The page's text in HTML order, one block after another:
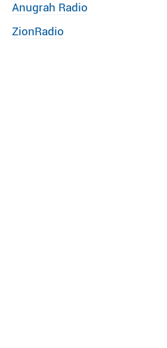
Anugrah Radio
ZionRadio